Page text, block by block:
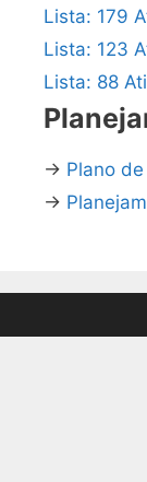
Lista: 179
Lista: 123
Lista: 88
→ Plano
→